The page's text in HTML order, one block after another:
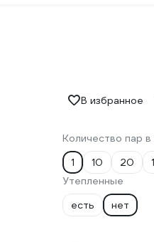
В избранное
Количество пар в
1
10 20
Утепленные
есть
нет